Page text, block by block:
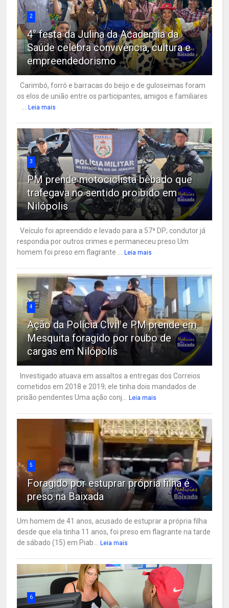
2
4° festa da Julina da Academia da
Saúde celebra convivência, cultura e
empreendedorismo
Carimbó, forró e barracas do beijo e de guloseimas foram
os elos de união entre os participantes, amigos e familiares
Leia mais
3
PM prende motociclista bêbado que
trafegava no sentido proibido em
Nilópolis
Veículo foi apreendido e levado para a 57ª DP; condutor já
respondia por outros crimes e permaneceu preso Um
homem foi preso em flagrante ...
Leia mais
4
Ação da Polícia Civil e PM prende em
Mesquita foragido por roubo de
cargas em Nilópolis
Investigado atuava em assaltos a entregas dos Correios
cometidos em 2018 e 2019; ele tinha dois mandados de
prisão pendentes Uma ação conj...
Leia mais
5
Foragido por estuprar própria filha é
preso na Baixada
Um homem de 41 anos, acusado de estuprar a própria filha
desde que ela tinha 11 anos, foi preso em flagrante na tarde
de sábado (15) em Piab...
Leia mais
6